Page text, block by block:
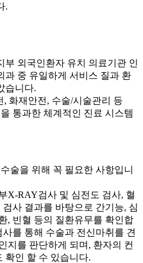
.
부 외국인환자 유치 의료기관 인
과 중 유일하게 서비스 질과 환
습니다.
화재안전, 수술/시술관리 등
통과한 체계적인 진료 시스템
술을 위해 꼭 필요한 사항입니
X-RAY검사 및 심전도 검사, 혈
사 결과를 바탕으로 간기능, 심
, 빈혈 등의 질환유무를 확인합
를 통해 수술과 전신마취를 견
지를 판단하게 되며, 환자의 컨
확인 할 수 있습니다.